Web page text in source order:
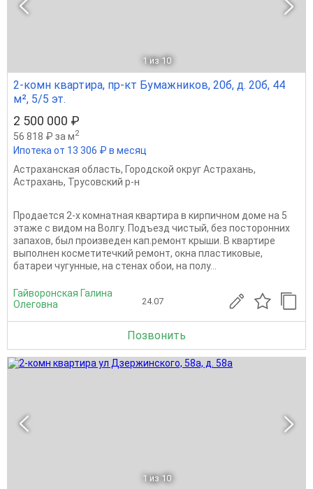
1 из 10
2-комн квартира, пр-кт Бумажников, 20б, д. 20б, 44
м², 5/5 эт.
2 500 000 ₽
56 818 ₽ за м2
Ипотека от 13 306 ₽ в месяц
Астраханская область, Городской округ Астрахань,
Астрахань, Трусовский р-н
Продается 2-х комнатная квартира в кирпичном доме на 5
этаже с видом на Волгу. Подъезд чистый, без посторонних
запахов, был произведен кап.ремонт крыши. В квартире
выполнен косметитечкий ремонт, окна пластиковые,
батареи чугунные, на стенах обои, на полу...
Гайворонская Галина
Олеговна
24.07
Позвонить
1 из 10